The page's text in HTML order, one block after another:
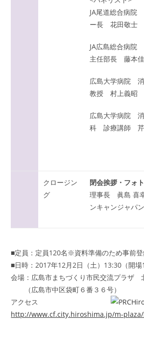
JA尾道総合病院
ー長 花田敬士
JA広島総合病
主任部長 藤本
広島大学病院
教授 村上義昭
広島大学病院
科 診療講師 芹
クロージン
グ
閉会挨拶・フォ
理事長 眞島 喜
ンキャンジャパン
■定員：定員120名※資料準備のため事前登
■日時：2017年12月2日（土）13:30（開場
会場：広島市まちづくり市民交流プラザ
（広島市中区袋町６番３６号）
アクセス
http://www.cf.city.hiroshima.jp/m-